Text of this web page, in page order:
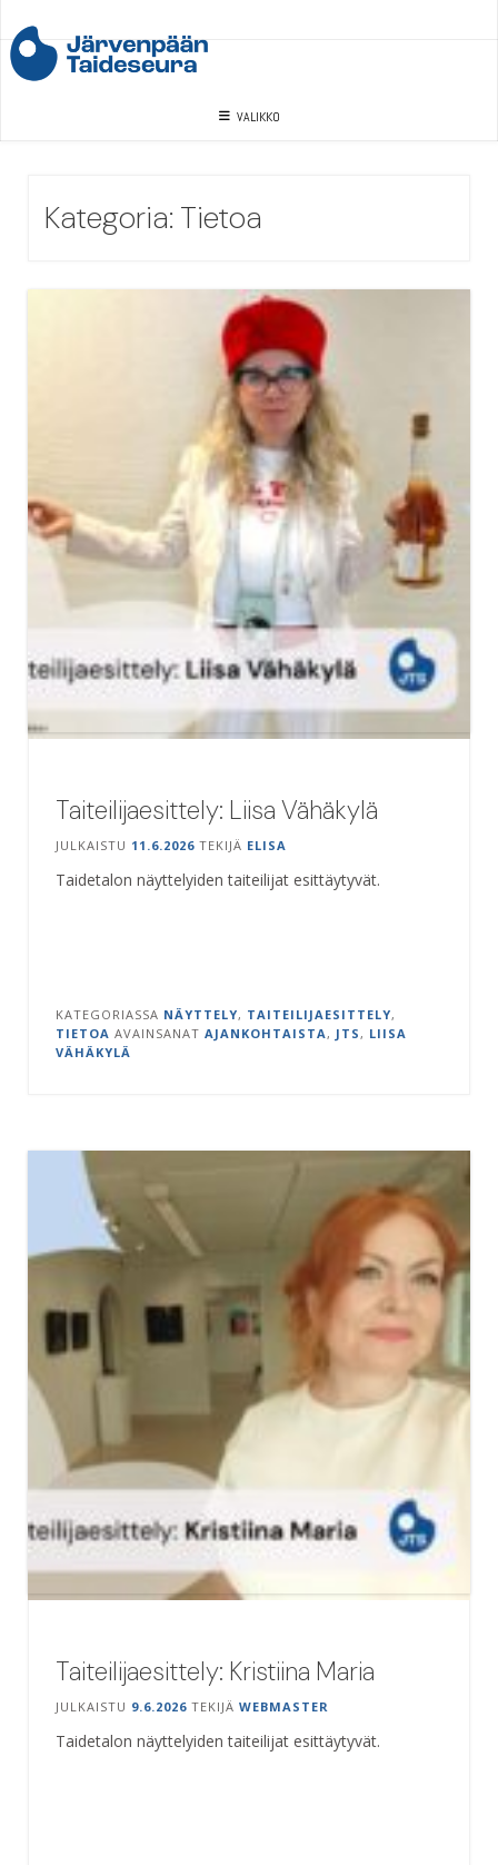
to
content
VALIKKO
Kategoria: Tietoa
Taiteilijaesittely: Liisa Vähäkylä
JULKAISTU 11.6.2026 TEKIJÄ ELISA
Taidetalon näyttelyiden taiteilijat esittäytyvät.
KATEGORIASSA NÄYTTELY, TAITEILIJAESITTELY,
TIETOA AVAINSANAT AJANKOHTAISTA , JTS , LIISA
VÄHÄKYLÄ
Taiteilijaesittely: Kristiina Maria
JULKAISTU 9.6.2026 TEKIJÄ WEBMASTER
Taidetalon näyttelyiden taiteilijat esittäytyvät.